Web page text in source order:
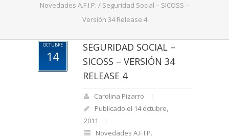
Novedades A.F.I.P. / Seguridad Social – SICOSS –
Versión 34 Release 4
OCTUBRE
14
SEGURIDAD SOCIAL –
SICOSS – VERSIÓN 34
RELEASE 4
Carolina Pizarro
Publicado el 14 octubre,
2011
Novedades A.F.I.P.